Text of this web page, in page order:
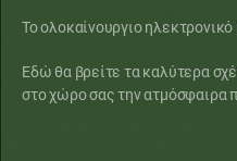
Το ολοκαίνουργιο
Εδώ θα βρείτε τα καλύτερα
στο χώρο σας την ατμόσφαιρα